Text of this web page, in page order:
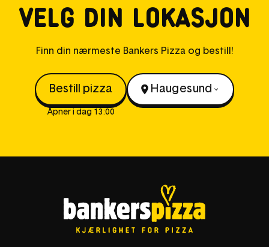
Velg din lokasjon
Finn din nærmeste Bankers Pizza og bestill!
Haugesund
Bestill pizza
Åpner i dag 13:00